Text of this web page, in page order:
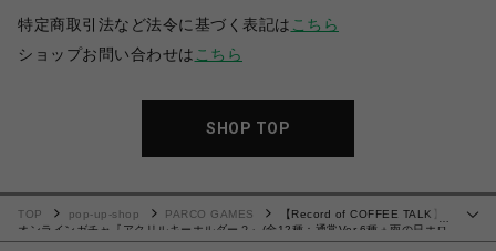
特定商取引法など法令に基づく表記は こちら
ショップお問い合わせは こちら
SHOP TOP
…
TOP pop-up-shop PARCO GAMES
【Record of COFFEE TALK】
オンラインガチャ『アクリルキーホルダー２』(全12種：通常Ver.6種＋雨の日ホロ
グラムVer.6種)